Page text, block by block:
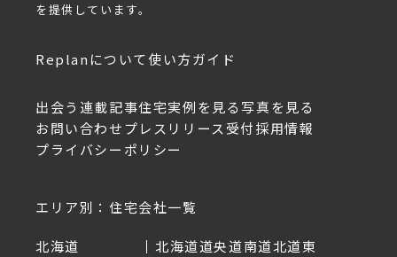
を提供しています。
Replanについて使い方ガイド
出会う 連載記事住宅実例を見る写真を見る
お問い合わせ プレスリリース受付採用情報
プライバシーポリシー
エリア別：住宅会社一覧
北海道 北海道道央道南道北道東